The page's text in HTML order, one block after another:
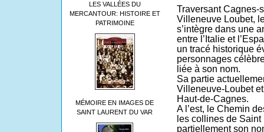
LES VALLÉES DU
MERCANTOUR: HISTOIRE ET
PATRIMOINE
MÉMOIRE EN IMAGES DE
SAINT LAURENT DU VAR
Traversant Cagnes-
Villeneuve Loubet,
s’intègre dans une
entre l’Italie et
un tracé historique
personnages
liée à son nom.
Sa partie
Villeneuve-Loubet
Haut-de-Cagnes.
A l’est, le Chemin
les collines de
partiellement son